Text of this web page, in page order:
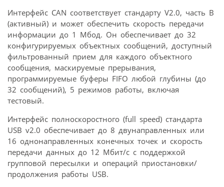
Интерфейс CAN соответствует стандарту V2.0, часть B
(активный) и может обеспечить скорость передачи
информации до 1 Mбод. Он обеспечивает до 32
конфигурируемых объектных сообщений, доступный
фильтрованный прием для каждого объектного
сообщения, маскируемые прерывания,
программируемые буферы FIFO любой глубины (до
32 сообщений), 5 режимов работы, включая
тестовый.
Интерфейс полноскоростного (full speed) стандарта
USB v2.0 обеспечивает до 8 двунаправленных или
16 однонаправленных конечных точек и скорость
передачи данных до 12 Мбит/с с поддержкой
групповой пересылки и операций приостановки/
продолжения работы USB.